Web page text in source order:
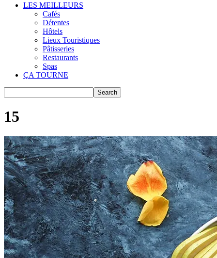
LES MEILLEURS
Cafés
Détentes
Hôtels
Lieux Touristiques
Pâtisseries
Restaurants
Spas
ÇA TOURNE
15